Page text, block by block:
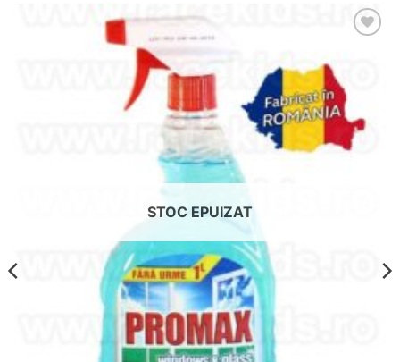
wishlist!
STOC EPUIZAT